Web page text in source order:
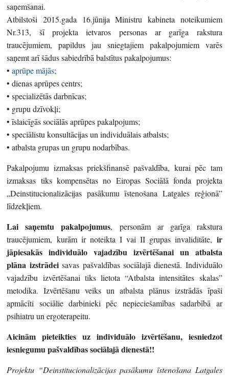
saņemšanai.
Atbilstoši 2015.gada 16.jūnija Ministru kabineta noteikumiem
Nr.313, šī projekta ietvaros personas ar garīga rakstura
traucējumiem, papildus jau sniegtajiem pakalpojumiem varēs
saņemt arī šādus sabiedrībā balstītus pakalpojumus:
•aprūpe mājās;
• dienas aprūpes centrs;
• specializētās darbnīcas;
• grupu dzīvokļi;
• īslaicīgās sociālās aprūpes pakalpojums;
• speciālistu konsultācijas un individuālais atbalsts;
• atbalsta grupas un grupu nodarbības.
Pakalpojumu izmaksas priekšfinansē pašvaldība, kurai pēc tam
izmaksas tiks kompensētas no Eiropas Sociālā fonda projekta
„Deinstitucionalizācijas pasākumu īstenošana Latgales reģionā”
līdzekļiem.
Lai saņemtu pakalpojumus, personām ar garīga rakstura
traucējumiem, kurām ir noteikta I vai II grupas invaliditāte, ir
jāpiesakās individuālo vajadzību izvērtēšanai un atbalsta
plāna izstrādeisavas pašvaldības sociālajā dienestā. Individuālo
vajadzību izvērtēšanai tiks lietota “Atbalsta intensitātes skalas”
metodika. Izvērtēšanu veiks un atbalsta plānus izstrādās īpaši
apmācīti sociālie darbinieki pēc nepieciešamības sadarbībā ar
psihiatru un ergoterapeitu.
Aicinām pieteikties uz individuālo izvērtēšanu, iesniedzot
iesniegumu pašvaldības sociālajā dienestā!!
Projektu “Deinstitucionalizācijas pasākumu īstenošana Latgales